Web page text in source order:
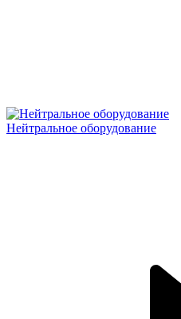
Нейтральное оборудование